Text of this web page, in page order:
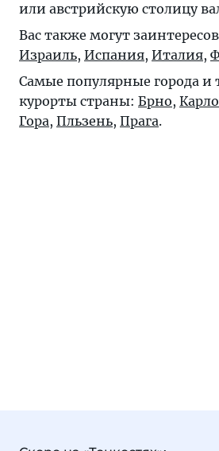
или австрийскую столицу
Вас также могут
Израиль, Испания, Италия,
Самые популярные города и
курорты страны: Брно,
Гора, Пльзень, Прага.